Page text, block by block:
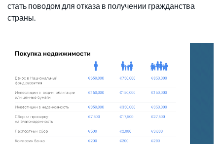
стать поводом для отказа в получении гражданства
страны.